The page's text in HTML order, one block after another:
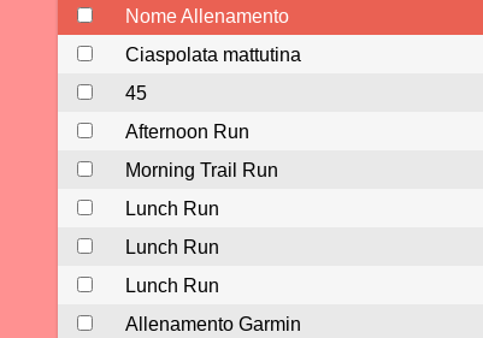
Nome Allenamento
Ciaspolata mattutina
45
Afternoon Run
Morning Trail Run
Lunch Run
Lunch Run
Lunch Run
Allenamento Garmin